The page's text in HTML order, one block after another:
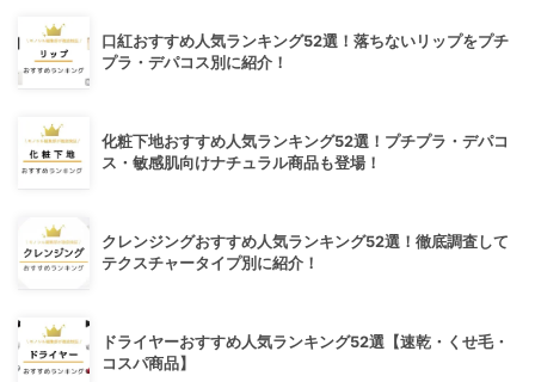
口紅おすすめ人気ランキング52選！落ちないリップをプチ
プラ・デパコス別に紹介！
化粧下地おすすめ人気ランキング52選！プチプラ・デパコ
ス・敏感肌向けナチュラル商品も登場！
クレンジングおすすめ人気ランキング52選！徹底調査して
テクスチャータイプ別に紹介！
ドライヤーおすすめ人気ランキング52選【速乾・くせ毛・
コスパ商品】